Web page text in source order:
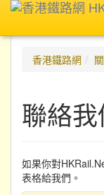
香港鐵路網
聯絡我
如果你對
表格給我們。